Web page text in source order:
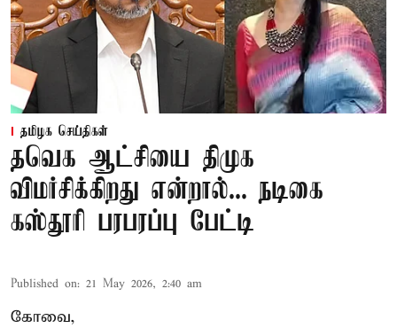
தமிழக செய்திகள்
தவெக ஆட்சியை திமுக
விமர்சிக்கிறது என்றால்... நடிகை
கஸ்தூரி பரபரப்பு பேட்டி
Published on: 21 May 2026, 2:40 am
கோவை,